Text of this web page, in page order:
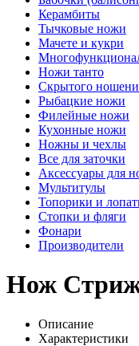
Керамбиты
Тычковые ножи
Мачете и кукри
Ножи танто
Скрытого
Рыбацкие ножи
Филейные ножи
Кухонные ножи
Ножны и чехлы
Все для заточки
Аксессуары для
Мультитулы
Топорики и
Стопки и фляги
Фонари
Производители
Нож Стриж
Описание
Характеристики